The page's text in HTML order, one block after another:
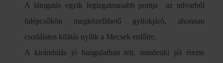
A látogatás egyik legizgalmasabb pontja az udvarból
falépcsőkön megközelíthető gyilokjáró, ahonnan
csodálatos kilátás nyílik a Mecsek erdőire.
A kirándulás jó hangulatban telt, mindenki jól érezte